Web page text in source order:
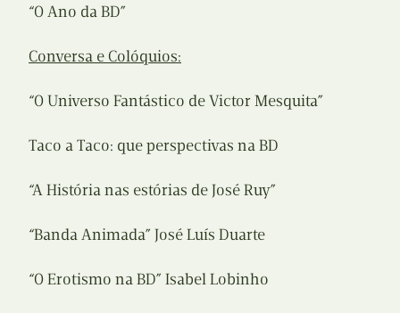
“O Ano da BD”
Conversa e Colóquios:
“O Universo Fantástico de Victor Mesquita”
Taco a Taco: que perspectivas na BD
“A História nas estórias de José Ruy”
“Banda Animada” José Luís Duarte
“O Erotismo na BD” Isabel Lobinho